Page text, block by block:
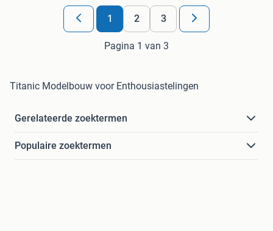
1 2 3
Pagina 1 van 3
Titanic Modelbouw voor Enthousiastelingen
Gerelateerde zoektermen
Populaire zoektermen